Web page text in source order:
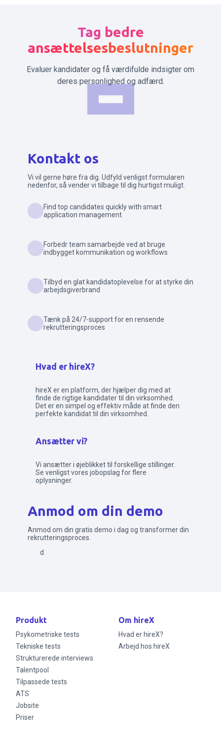
Tag bedre
ansættelsesbeslutninger
Evaluer kandidater og få værdifulde indsigter om
deres personlighed og adfærd.
Kontakt os
Vi vil gerne høre fra dig. Udfyld venligst formularen
nedenfor, så vender vi tilbage til dig hurtigst muligt.
Find top candidates quickly with smart
application management
Forbedr team samarbejde ved at bruge
indbygget kommunikation og workflows
Tilbyd en glat kandidatoplevelse for at styrke din
arbejdsgiverbrand
Tænk på 24/7-support for en rensende
rekrutteringsproces
Hvad er hireX?
hireX er en platform, der hjælper dig med at
finde de rigtige kandidater til din virksomhed.
Det er en simpel og effektiv måde at finde den
perfekte kandidat til din virksomhed.
Ansætter vi?
Vi ansætter i øjeblikket til forskellige stillinger.
Se venligst vores jobopslag for flere
oplysninger.
Anmod om din demo
Anmod om din gratis demo i dag og transformer din
rekrutteringsproces.
Send
Produkt
Psykometriske tests
Tekniske tests
Strukturerede interviews
Talentpool
Tilpassede tests
ATS
Jobsite
Priser
Om hireX
Hvad er hireX?
Arbejd hos hireX